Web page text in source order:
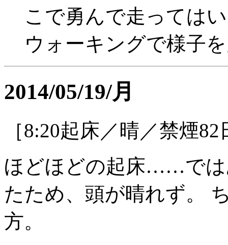
こで勇んで走っては
ウォーキングで様子
2014/05/19/月
［8:20起床／晴／禁煙82
ほどほどの起床……では
たため、頭が晴れず。
方。